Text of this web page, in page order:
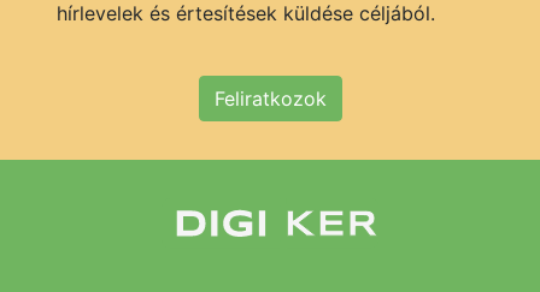
hírlevelek és értesítések küldése céljából.
Feliratkozok